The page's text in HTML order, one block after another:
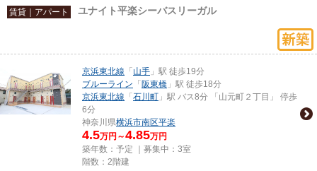
賃貸｜アパート ユナイト平楽シーバスリーガル
京浜東北線 「 山手 」駅 徒歩19分
ブルーライン 「 阪東橋 」駅 徒歩18分
京浜東北線 「 石川町 」駅 バス8分 「山元町２丁目」 停歩
6分
神奈川県横浜市南区平楽
4.5万円～4.85万円
築年数：予定 ｜募集中： 3室
階数：2階建